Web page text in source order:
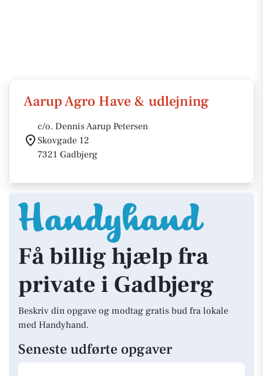
Aarup Agro Have & udlejning
c/o. Dennis Aarup Petersen
Skovgade 12
7321 Gadbjerg
Få billig hjælp fra
private i Gadbjerg
Beskriv din opgave og modtag gratis bud fra lokale
med Handyhand.
Seneste udførte opgaver